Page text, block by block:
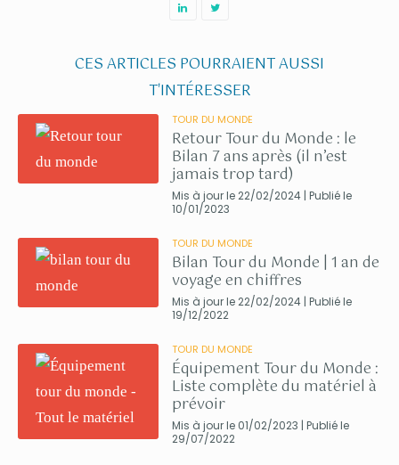
CES ARTICLES POURRAIENT AUSSI
T'INTÉRESSER
TOUR DU MONDE
Retour Tour du Monde : le
Bilan 7 ans après (il n’est
jamais trop tard)
Mis à jour le 22/02/2024 | Publié le
10/01/2023
TOUR DU MONDE
Bilan Tour du Monde | 1 an de
voyage en chiffres
Mis à jour le 22/02/2024 | Publié le
19/12/2022
TOUR DU MONDE
Équipement Tour du Monde :
Liste complète du matériel à
prévoir
Mis à jour le 01/02/2023 | Publié le
29/07/2022